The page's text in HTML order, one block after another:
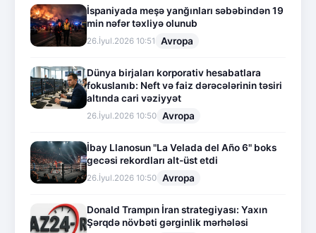
İspaniyada meşə yanğınları səbəbindən 19
min nəfər təxliyə olunub
26.İyul.2026 10:51 Avropa
Dünya birjaları korporativ hesabatlara
fokuslanıb: Neft və faiz dərəcələrinin təsiri
altında cari vəziyyət
26.İyul.2026 10:50 Avropa
İbay Llanosun "La Velada del Año 6" boks
gecəsi rekordları alt-üst etdi
26.İyul.2026 10:50 Avropa
Donald Trampın İran strategiyası: Yaxın
Şərqdə növbəti gərginlik mərhələsi